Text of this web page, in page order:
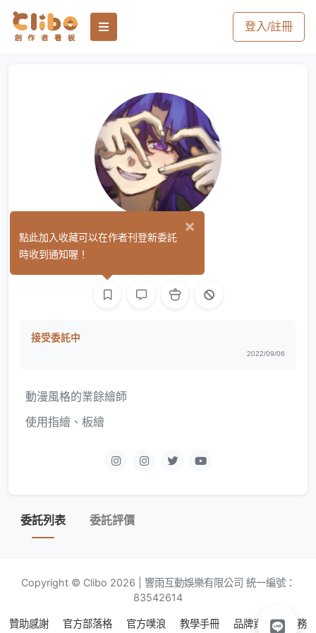
登入/註冊
冥雪 (0)
接受委託中
2022/09/06
動漫風格的業餘繪師
使用指繪、板繪
委託列表 委託評價
Copyright © Clibo 2026 | 響雨互動娛樂有限公司 統一編號：
83542614
贊助感謝 官方部落格 官方噗浪 教學手冊 品牌資源
服務
×
點此加入收藏可以在作者刊登新委託
時收到通知喔！